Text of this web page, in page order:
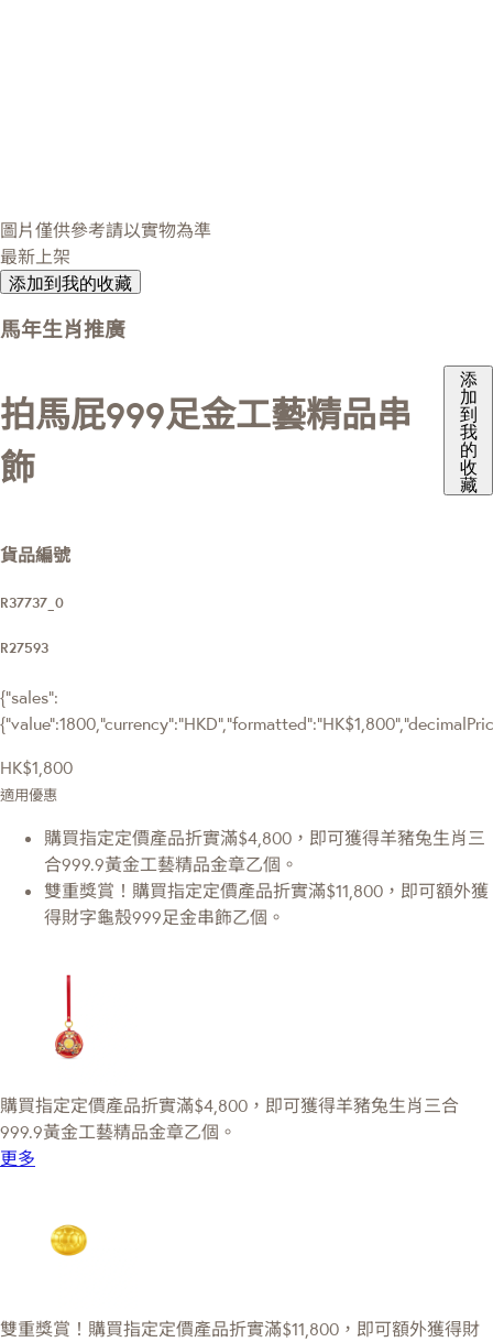
圖片僅供參考請以實物為準
最新上架
添加到我的收藏
馬年生肖推廣
拍馬屁999足金工藝精品串
飾
添
加
到
我
的
收
藏
貨品編號
R37737_0
R27593
{"sales":
HK$1,800
適用優惠
購買指定定價產品折實滿$4,800，即可獲得羊豬兔生肖三
合999.9黃金工藝精品金章乙個。
雙重獎賞！購買指定定價產品折實滿$11,800，即可額外獲
得財字龜殼999足金串飾乙個。
購買指定定價產品折實滿$4,800，即可獲得羊豬兔生肖三合
999.9黃金工藝精品金章乙個。
更多
雙重獎賞！購買指定定價產品折實滿$11,800，即可額外獲得財